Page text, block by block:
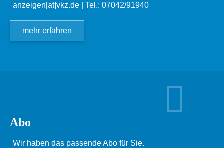
anzeigen[at]vkz.de | Tel.: 07042/91940
mehr erfahren
Abo
Wir haben das passende Abo für Sie.